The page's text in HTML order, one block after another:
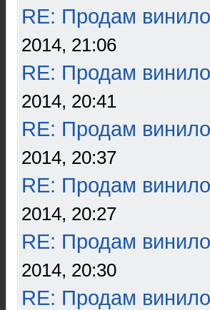
RE: Продам
2014, 21:06
RE: Продам
2014, 20:41
RE: Продам
2014, 20:37
RE: Продам
2014, 20:27
RE: Продам
2014, 20:30
RE: Продам